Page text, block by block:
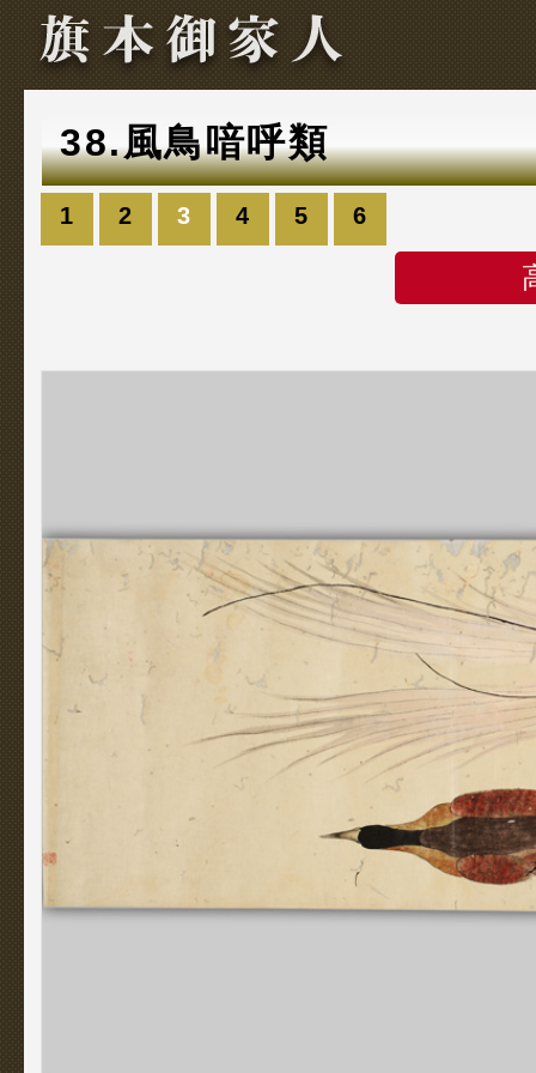
38.風鳥喑呼類
1 2 3 4 5 6